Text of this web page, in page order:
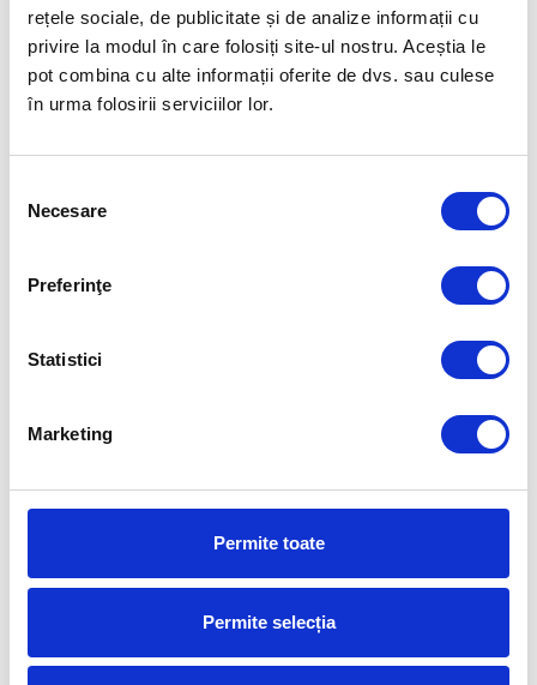
rețele sociale, de publicitate și de analize informații cu
privire la modul în care folosiți site-ul nostru. Aceștia le
pot combina cu alte informații oferite de dvs. sau culese
în urma folosirii serviciilor lor.
consimțământului
Necesare
Preferinţe
Statistici
Marketing
Permite toate
Permite selecția
FOTO: FRNPM
Articolul precedent
ÎNCHEIATĂ PE 4: „ORICINE A
ȘTIE CĂ NU AI CUM SĂ CÂȘTIGI
ÎNTOTDEAUNA ȘI ATUNCI
CĂTĂLIN PREDA SPRE FINALA
DIN FUKUOKA